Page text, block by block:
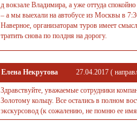
д вокзале Владимира, а уже оттуда
– а мы выехали на автобусе из Москвы в
Наверное, организаторам туров имеет
тратить снова по полдня на дорогу.
Елена Некрутова 27.04.2017 (
Здравствуйте, уважаемые сотрудники
Золотому кольцу. Все остались в полном
экскурсовод (к сожалению, не помню ее